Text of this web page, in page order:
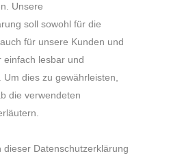
Unsere
soll sowohl für die
für unsere Kunden und
einfach lesbar und
dies zu gewährleisten,
die verwendeten
dieser Datenschutzerklärung